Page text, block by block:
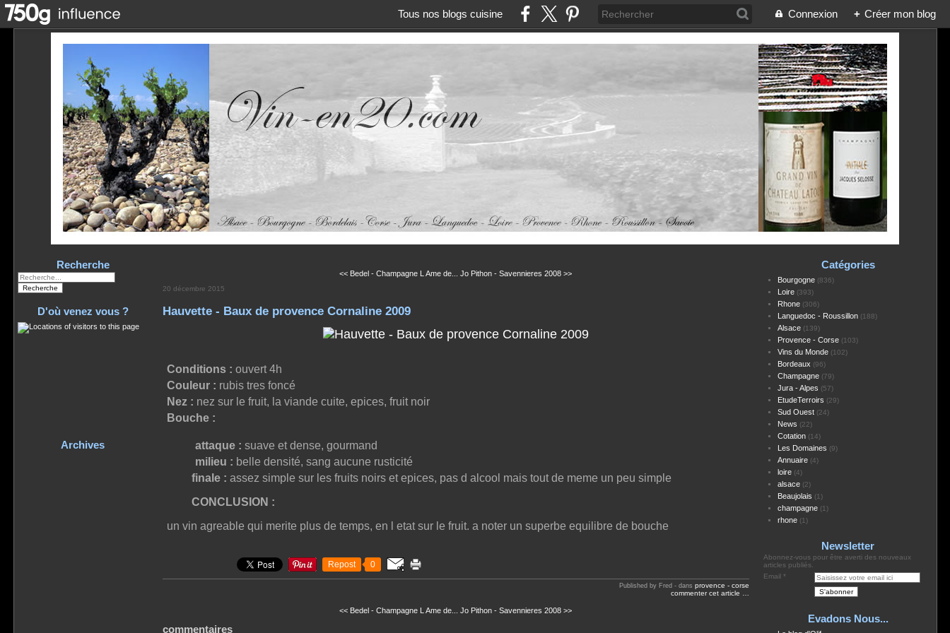
Tous nos blogs cuisine Connexion + Créer mon blog
Recherche
D'où venez vous ?
Archives
<< Bedel - Champagne L Ame de... Jo Pithon - Savennieres 2008 >>
20 décembre 2015
Hauvette - Baux de provence Cornaline 2009
Conditions : ouvert 4h
Couleur : rubis tres foncé
Nez : nez sur le fruit, la viande cuite, epices, fruit noir
Bouche :
attaque : suave et dense, gourmand
milieu : belle densité, sang aucune rusticité
finale : assez simple sur les fruits noirs et epices, pas d alcool mais tout de meme un peu simple
CONCLUSION :
un vin agreable qui merite plus de temps, en l etat sur le fruit. a noter un superbe equilibre de bouche
Repost 0
Published by Fred -dans provence - corse
commenter cet article
<< Bedel - Champagne L Ame de... Jo Pithon - Savennieres 2008 >>
commentaires
Catégories
Bourgogne(836)
Loire(393)
Rhone(306)
Languedoc - Roussillon(188)
Alsace(139)
Provence - Corse(103)
Vins du Monde(102)
Bordeaux (96)
Champagne(79)
Jura - Alpes (57)
EtudeTerroirs (29)
Sud Ouest(24)
News (22)
Cotation(14)
Les Domaines (9)
Annuaire(4)
loire(4)
alsace(2)
Beaujolais (1)
champagne(1)
rhone(1)
Newsletter
Abonnez-vous pour être averti des nouveaux
articles publiés.
Email
Evadons Nous...